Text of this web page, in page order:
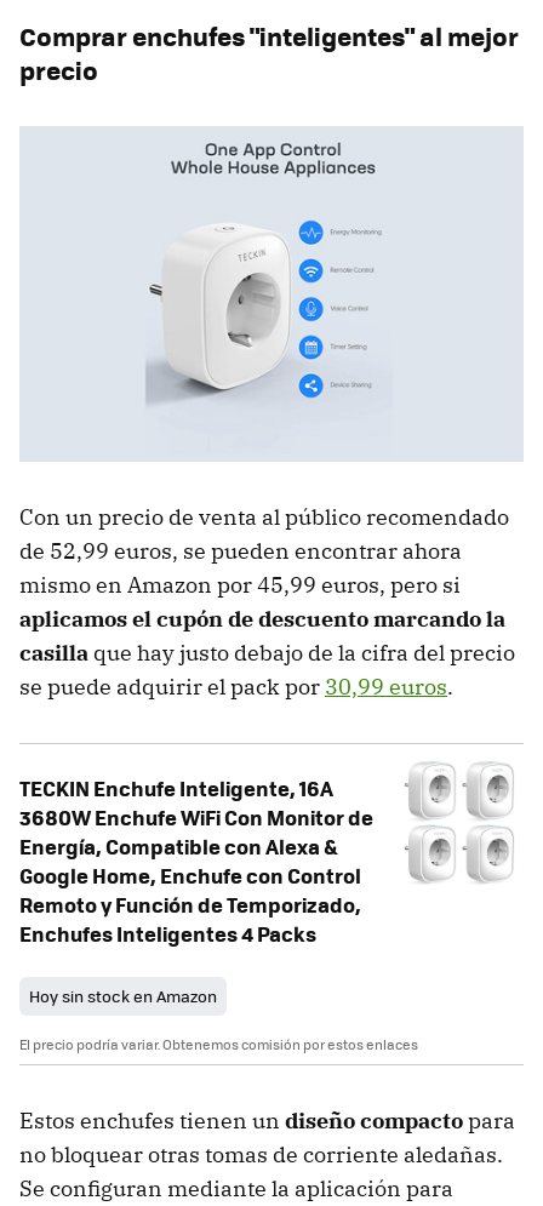
Comprar enchufes "inteligentes" al mejor
precio
Con un precio de venta al público recomendado
de 52,99 euros, se pueden encontrar ahora
mismo en Amazon por 45,99 euros, pero si
aplicamos el cupón de descuento marcando la
casilla que hay justo debajo de la cifra del precio
se puede adquirir el pack por 30,99 euros.
TECKIN Enchufe Inteligente, 16A
3680W Enchufe WiFi Con Monitor de
Energía, Compatible con Alexa &
Google Home, Enchufe con Control
Remoto y Función de Temporizado,
Enchufes Inteligentes 4 Packs
Hoy sin stock en Amazon
El precio podría variar. Obtenemos comisión por estos enlaces
Estos enchufes tienen un diseño compactopara
no bloquear otras tomas de corriente aledañas.
Se configuran mediante la aplicación para